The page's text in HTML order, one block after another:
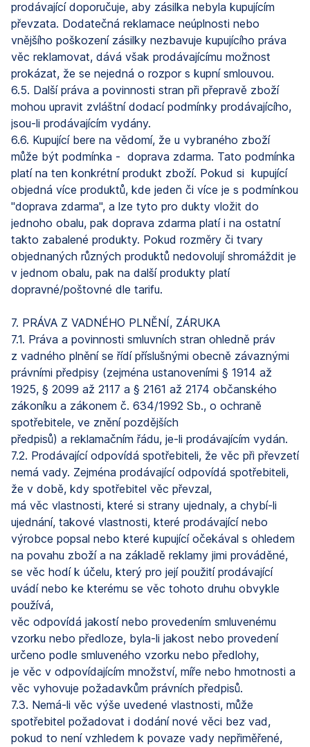
prodávající doporučuje, aby zásilka nebyla kupujícím
převzata. Dodatečná reklamace neúplnosti nebo
vnějšího poškození zásilky nezbavuje kupujícího práva
věc reklamovat, dává však prodávajícímu možnost
prokázat, že se nejedná o rozpor s kupní smlouvou.
6.5. Další práva a povinnosti stran při přepravě zboží
mohou upravit zvláštní dodací podmínky prodávajícího,
jsou-li prodávajícím vydány.
6.6. Kupující bere na vědomí, že u vybraného zboží
může být podmínka - doprava zdarma. Tato podmínka
platí na ten konkrétní produkt zboží. Pokud si kupující
objedná více produktů, kde jeden či více je s podmínkou
"doprava zdarma", a lze tyto pro dukty vložit do
jednoho obalu, pak doprava zdarma platí i na ostatní
takto zabalené produkty. Pokud rozměry či tvary
objednaných různých produktů nedovolují shromáždit je
v jednom obalu, pak na další produkty platí
dopravné/poštovné dle tarifu.
7. PRÁVA Z VADNÉHO PLNĚNÍ, ZÁRUKA
7.1. Práva a povinnosti smluvních stran ohledně práv
z vadného plnění se řídí příslušnými obecně závaznými
právními předpisy (zejména ustanoveními § 1914 až
1925, § 2099 až 2117 a § 2161 až 2174 občanského
zákoníku a zákonem č. 634/1992 Sb., o ochraně
spotřebitele, ve znění pozdějších
předpisů) a reklamačním řádu, je-li prodávajícím vydán.
7.2. Prodávající odpovídá spotřebiteli, že věc při převzetí
nemá vady. Zejména prodávající odpovídá spotřebiteli,
že v době, kdy spotřebitel věc převzal,
má věc vlastnosti, které si strany ujednaly, a chybí-li
ujednání, takové vlastnosti, které prodávající nebo
výrobce popsal nebo které kupující očekával s ohledem
na povahu zboží a na základě reklamy jimi prováděné,
se věc hodí k účelu, který pro její použití prodávající
uvádí nebo ke kterému se věc tohoto druhu obvykle
používá,
věc odpovídá jakostí nebo provedením smluvenému
vzorku nebo předloze, byla-li jakost nebo provedení
určeno podle smluveného vzorku nebo předlohy,
je věc v odpovídajícím množství, míře nebo hmotnosti a
věc vyhovuje požadavkům právních předpisů.
7.3. Nemá-li věc výše uvedené vlastnosti, může
spotřebitel požadovat i dodání nové věci bez vad,
pokud to není vzhledem k povaze vady nepřiměřené,